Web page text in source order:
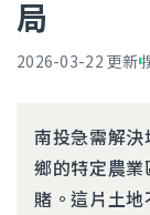
局
2026-03-22 更新
南投急需解
鄉的特定農
賭。這片土